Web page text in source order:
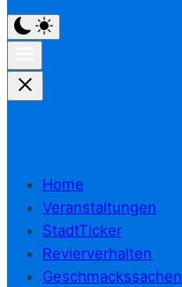
Home
Veranstaltungen
StadtTicker
Revierverhalten
Geschmackssachen